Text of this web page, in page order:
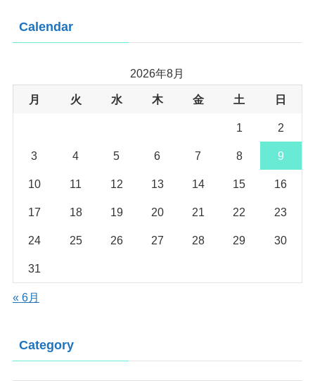
Calendar
2026年8月
月 火 水 木 金 土 日
1 2
3 4 5 6 7 8 9
10 11 12 13 14 15 16
17 18 19 20 21 22 23
24 25 26 27 28 29 30
31
« 6月
Category